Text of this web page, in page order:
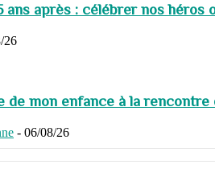
ans après : célébrer nos héros
26
de mon enfance à la
- 06/08/26